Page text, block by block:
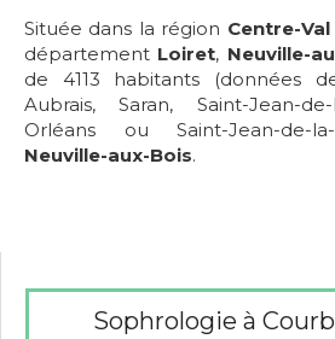
Située dans la région Centre-
département Loiret, Neuville-
de 4113 habitants (données
Aubrais, Saran, Saint-Jean-
Orléans ou Saint-Jean-de-
Neuville-aux-Bois.
Sophrologie à